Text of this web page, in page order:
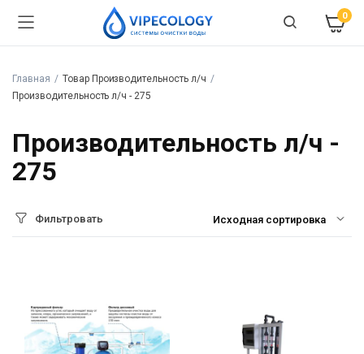
0
Главная
Товар Производительность л/ч
Производительность л/ч - 275
Производительность л/ч -
275
Фильтровать